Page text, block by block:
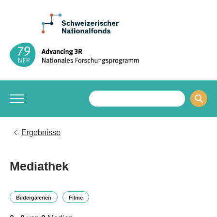
Ergebnisse
Mediathek
Bildergalerien Filme